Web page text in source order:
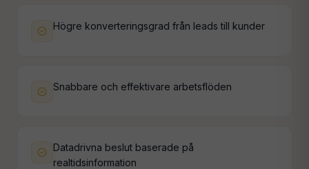
Högre konverteringsgrad från leads till kunder
Snabbare och effektivare arbetsflöden
Datadrivna beslut baserade på
realtidsinformation